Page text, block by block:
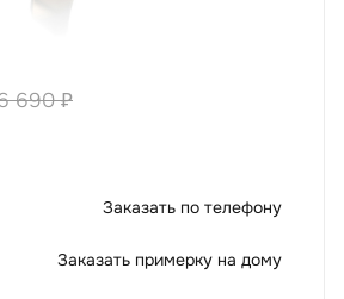
690₽
Заказать по телефону
Заказать примерку на дому